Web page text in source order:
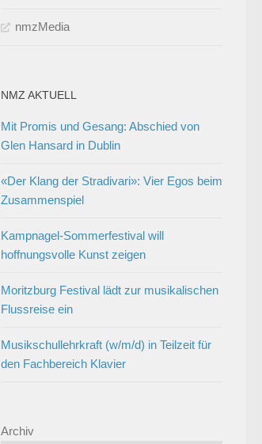
nmzMedia
NMZ AKTUELL
Mit Promis und Gesang: Abschied von
Glen Hansard in Dublin
«Der Klang der Stradivari»: Vier Egos beim
Zusammenspiel
Kampnagel-Sommerfestival will
hoffnungsvolle Kunst zeigen
Moritzburg Festival lädt zur musikalischen
Flussreise ein
Musikschullehrkraft (w/m/d) in Teilzeit für
den Fachbereich Klavier
Archiv